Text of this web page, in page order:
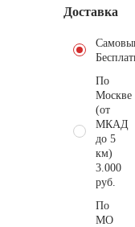
Доставка
По
Москве
(от
МКАД
до 5
км)
3.000
руб.
По
МО